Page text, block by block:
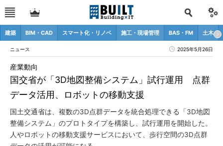
建築 BIM・CAD スマート化・リノベ 施工・現場管理 BAS・FM 土木
ニュース 2025年5月26日
国交省が「3D地図整備システム」試行運用 点群
データ活用、ロボットの移動支援
産業動向
国土交通省は、複数の3D点群データを統合処理できる「3D地図
整備システム」のプロトタイプを構築し、試行運用を開始した。
人やロボットの移動支援サービスにおいて、歩行空間の3D点群